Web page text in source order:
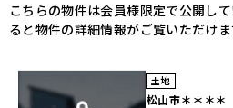
こちらの物件は会員様限定で公開し
ると物件の詳細情報がご覧いただけま
土地
松山市＊＊＊＊